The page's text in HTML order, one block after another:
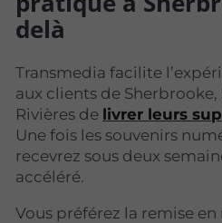
delà
Transmedia facilite
aux clients de Sherbrooke,
Rivières de livrer leurs
Une fois les souvenirs
recevrez sous deux
accéléré.
Vous préférez la remise